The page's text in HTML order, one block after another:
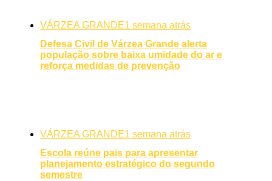
VÁRZEA GRANDE1 semana atrás
Defesa Civil de Várzea Grande alerta
população sobre baixa umidade do ar e
reforça medidas de prevenção
VÁRZEA GRANDE1 semana atrás
Escola reúne pais para apresentar
planejamento estratégico do segundo
semestre